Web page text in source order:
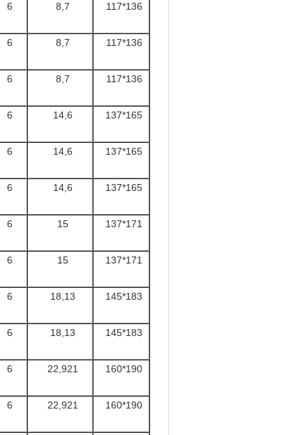
6 8,7 117*136
6 8,7 117*136
6 8,7 117*136
6 14,6 137*165
6 14,6 137*165
6 14,6 137*165
6 15 137*171
6 15 137*171
6 18,13 145*183
6 18,13 145*183
6 22,921 160*190
6 22,921 160*190